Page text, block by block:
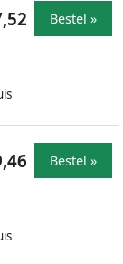
Bestel »
Bestel »